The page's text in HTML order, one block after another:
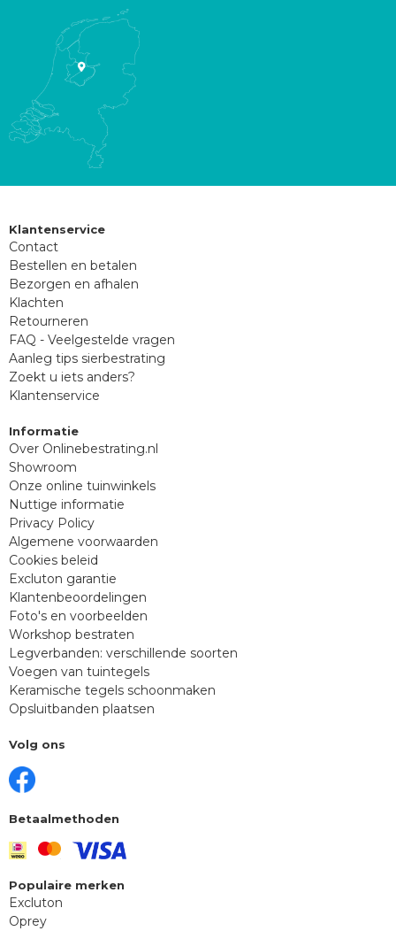
Klantenservice
Contact
Bestellen en betalen
Bezorgen en afhalen
Klachten
Retourneren
FAQ - Veelgestelde vragen
Aanleg tips sierbestrating
Zoekt u iets anders?
Klantenservice
Informatie
Over Onlinebestrating.nl
Showroom
Onze online tuinwinkels
Nuttige informatie
Privacy Policy
Algemene voorwaarden
Cookies beleid
Excluton garantie
Klantenbeoordelingen
Foto's en voorbeelden
Workshop bestraten
Legverbanden: verschillende soorten
Voegen van tuintegels
Keramische tegels schoonmaken
Opsluitbanden plaatsen
Volg ons
Betaalmethoden
Populaire merken
Excluton
Oprey